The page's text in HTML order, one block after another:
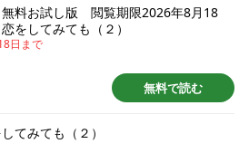
料お試し版 閲覧期限2026年8月18
をしてみても（２）
日 まで
無料で読む
てみても（２）